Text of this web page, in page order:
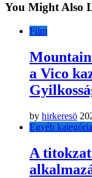
You Might Also
Film
a Vico
by hirkeresö
Egyéb kategória
A